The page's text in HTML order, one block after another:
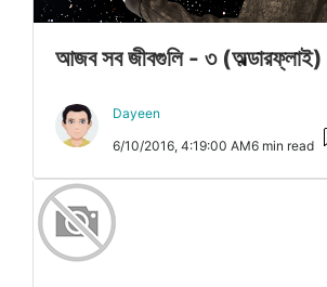
আজব সব জীবগুলি - ৩ (অল্ডারফ্লাই)
Dayeen
6/10/2016, 4:19:00 AM6 min read